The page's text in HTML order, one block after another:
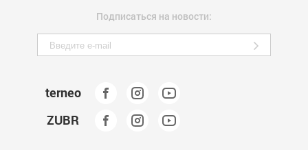
Подписаться на новости:
terneo
ZUBR